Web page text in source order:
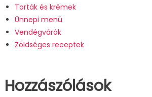
Torták és krémek
Ünnepi menü
Vendégvárók
Zöldséges receptek
Hozzászólások